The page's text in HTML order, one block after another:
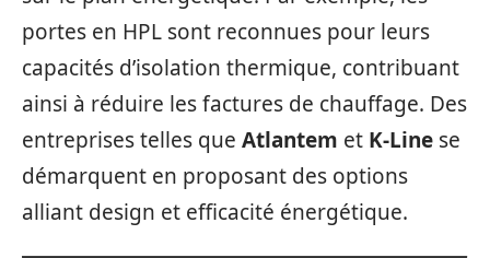
portes en HPL sont reconnues pour leurs
capacités d’isolation thermique, contribuant
ainsi à réduire les factures de chauffage. Des
entreprises telles que Atlantem et K-Line se
démarquent en proposant des options
alliant design et efficacité énergétique.